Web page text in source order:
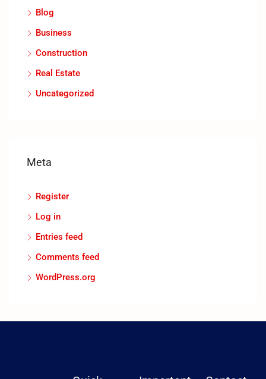
Blog
Business
Construction
Real Estate
Uncategorized
Meta
Register
Log in
Entries feed
Comments feed
WordPress.org